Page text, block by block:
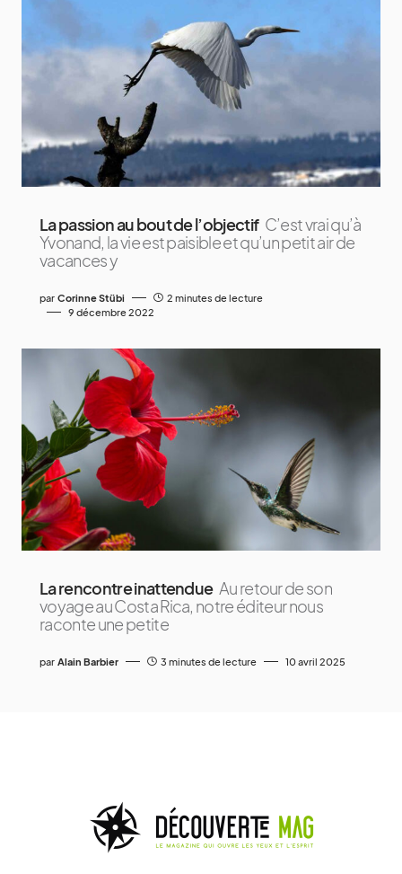
La passion au bout de l’objectif C’est vrai qu’à
Yvonand, la vie est paisible et qu’un petit air de
vacances y
par Corinne Stübi
2 minutes de lecture
9 décembre 2022
La rencontre inattendue Au retour de son
voyage au Costa Rica, notre éditeur nous
raconte une petite
par Alain Barbier 3 minutes de lecture 10 avril 2025